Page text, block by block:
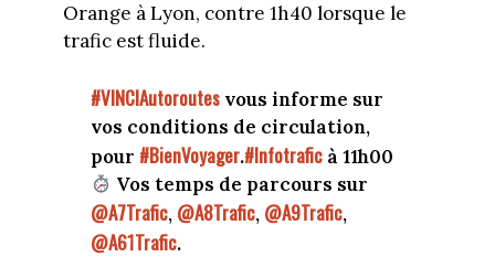
Orange à Lyon, contre 1h40 lorsque le
trafic est fluide.
#VINCIAutoroutes vous informe sur
vos conditions de circulation,
pour #BienVoyager.#Infotrafic à 11h00
Vos temps de parcours sur
@A7Trafic, @A8Trafic, @A9Trafic,
@A61Trafic.